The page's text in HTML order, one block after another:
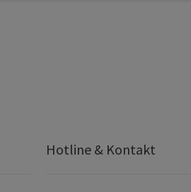
Hotline & Kontakt